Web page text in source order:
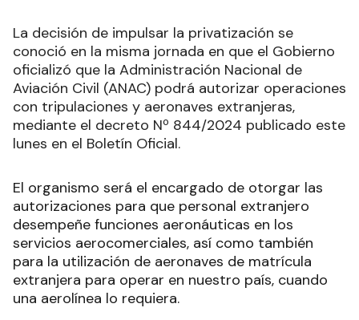
La decisión de impulsar la privatización se
conoció en la misma jornada en que el Gobierno
oficializó que la Administración Nacional de
Aviación Civil (ANAC) podrá autorizar operaciones
con tripulaciones y aeronaves extranjeras,
mediante el decreto Nº 844/2024 publicado este
lunes en el Boletín Oficial.
El organismo será el encargado de otorgar las
autorizaciones para que personal extranjero
desempeñe funciones aeronáuticas en los
servicios aerocomerciales, así como también
para la utilización de aeronaves de matrícula
extranjera para operar en nuestro país, cuando
una aerolínea lo requiera.